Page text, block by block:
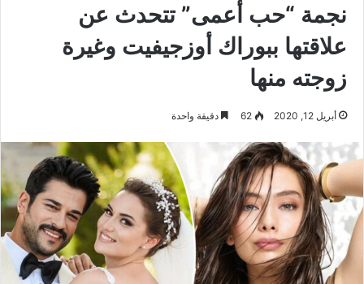
نجمة “حب أعمى” تتحدث عن
علاقتها ببوراك أوزجيفيت وغيرة
زوجته منها
أبريل 12, 2020 62 دقيقة واحدة